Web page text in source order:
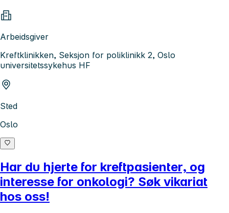
Arbeidsgiver
Kreftklinikken, Seksjon for poliklinikk 2, Oslo
universitetssykehus HF
Sted
Oslo
Har du hjerte for kreftpasienter, og
interesse for onkologi? Søk vikariat
hos oss!